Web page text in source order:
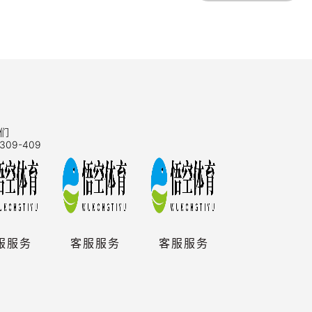
409
服务 客服服务 客服服务